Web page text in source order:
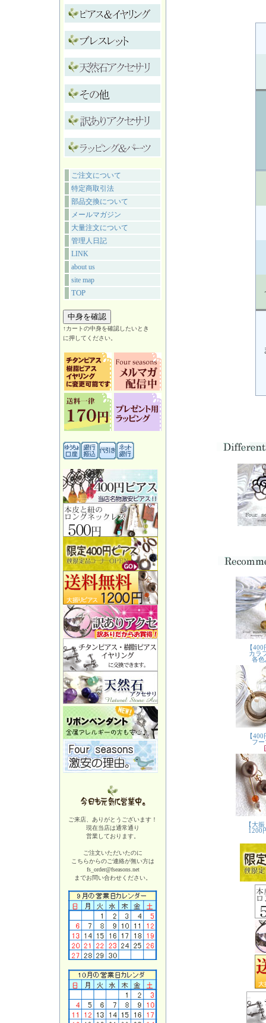
ご注文について
特定商取引法
部品交換について
メールマガジン
大量注文について
管理人日記
LINK
about us
site map
TOP
↑カートの中身を確認したいとき
に押してください。
ご来店、ありがとうございます！
現在当店は通常通り
営業しております。
ご注文いただいたのに
こちらからのご連絡が無い方は
fs_order@fseasons.net
までお問い合わせください。